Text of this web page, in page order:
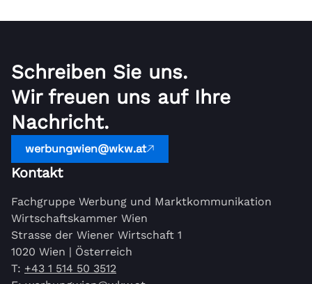
Schreiben Sie uns.
Wir freuen uns auf Ihre
Nachricht.
werbungwien@wkw.at
Kontakt
Fachgruppe Werbung und Marktkommunikation
Wirtschaftskammer Wien
Strasse der Wiener Wirtschaft 1
1020 Wien | Österreich
T: +43 1 514 50 3512